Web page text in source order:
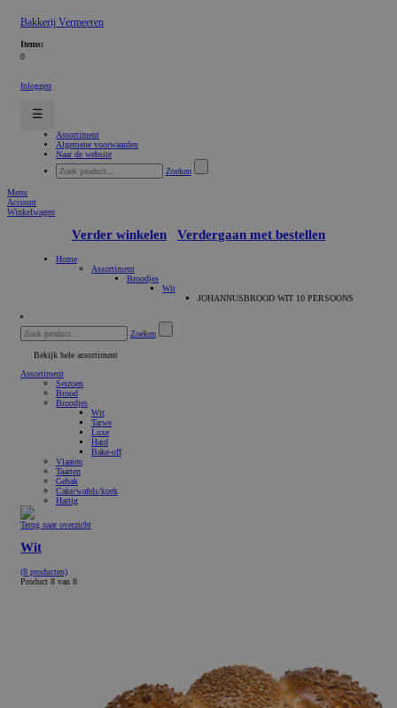
Bakkerij Vermeeren
Items:
0
Inloggen
☰
Assortiment
Algemene voorwaarden
Naar de website
Zoeken
Menu
Account
Winkelwagen
Verder winkelen Verdergaan met bestellen
Home
Assortiment
Broodjes
Wit
JOHANNUSBROOD WIT 10 PERSOONS
Zoeken
Bekijk hele assortiment
Assortiment
Seizoen
Brood
Broodjes
Wit
Tarwe
Luxe
Hard
Bake-off
Vlaaien
Taarten
Gebak
Cake/wafels/koek
Hartig
Terug naar overzicht
Wit
(8 producten)
Product 8 van 8